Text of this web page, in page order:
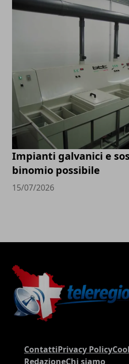
Impianti galvanici e
binomio possibile
15/07/2026
ContattiPrivacy Policy
RedazioneChi siamo